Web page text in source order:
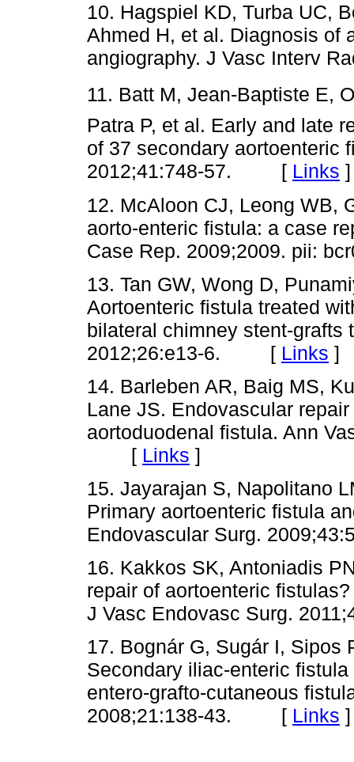
10. Hagspiel KD, Turba UC,
Ahmed H, et al. Diagnosis of
angiography. J Vasc
11. Batt M, Jean-Baptiste E,
Patra P, et al. Early and late
of 37 secondary aortoenteric
2012;41:748-57. [ Links ]
12. McAloon CJ, Leong WB,
aorto-enteric fistula: a case
Case Rep. 2009;2009.
13. Tan GW, Wong D,
Aortoenteric fistula treated
bilateral chimney stent-grafts
2012;26:e13-6. [ Links ]
14. Barleben AR, Baig MS,
Lane JS. Endovascular
aortoduodenal fistula. Ann
[ Links ]
15. Jayarajan S, Napolitano
Primary aortoenteric fistula
Endovascular Surg.
16. Kakkos SK, Antoniadis
repair of aortoenteric
J Vasc Endovasc Surg.
17. Bognár G, Sugár I, Sipos
Secondary iliac-enteric
entero-grafto-cutaneous
2008;21:138-43. [ Links ]